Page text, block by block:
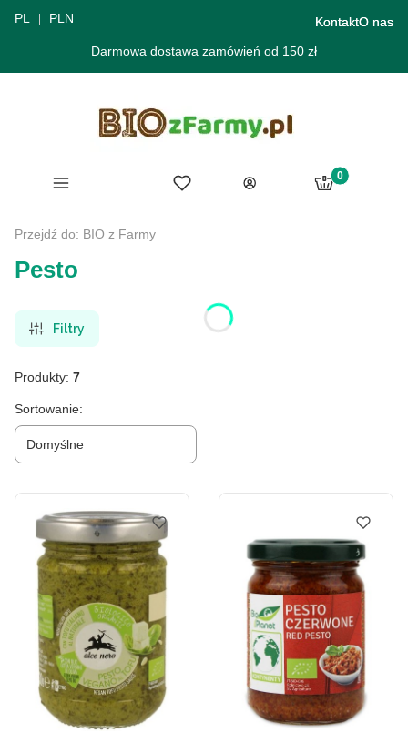
PL PLN KontaktO nas
Darmowa dostawa zamówień od 150 zł
Menu Ulubione
Zaloguj się
Produkty w
Koszyk
Przejdź do: BIO z Farmy
Pesto
Filtry
Produkty: 7
Lista produktów
Sortowanie:
Domyślne